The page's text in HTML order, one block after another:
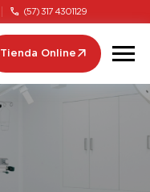
(57) 317 4301129
Tienda Online